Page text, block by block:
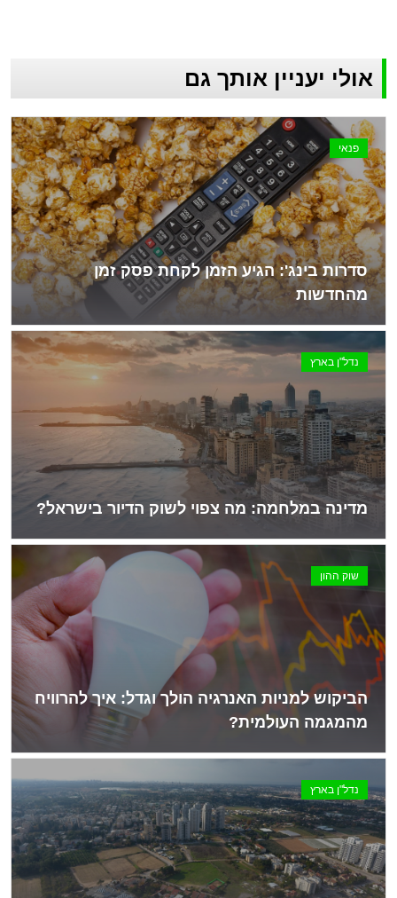
אולי יעניין אותך גם
פנאי
סדרות בינג': הגיע הזמן לקחת פסק זמן
מהחדשות
נדל"ן בארץ
מדינה במלחמה: מה צפוי לשוק הדיור בישראל?
שוק ההון
הביקוש למניות האנרגיה הולך וגדל: איך להרוויח
מהמגמה העולמית?
נדל"ן בארץ